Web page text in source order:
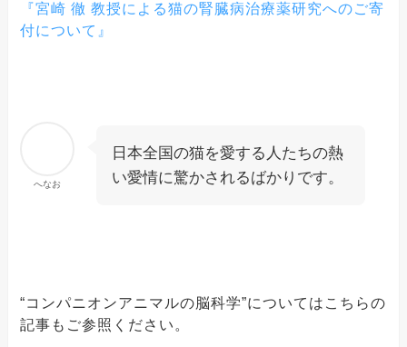
『宮崎 徹 教授による猫の腎臓病治療薬研究へのご寄
付について』
へなお
日本全国の猫を愛する人たちの熱
い愛情に驚かされるばかりです。
“コンパニオンアニマルの脳科学”についてはこちらの
記事もご参照ください。